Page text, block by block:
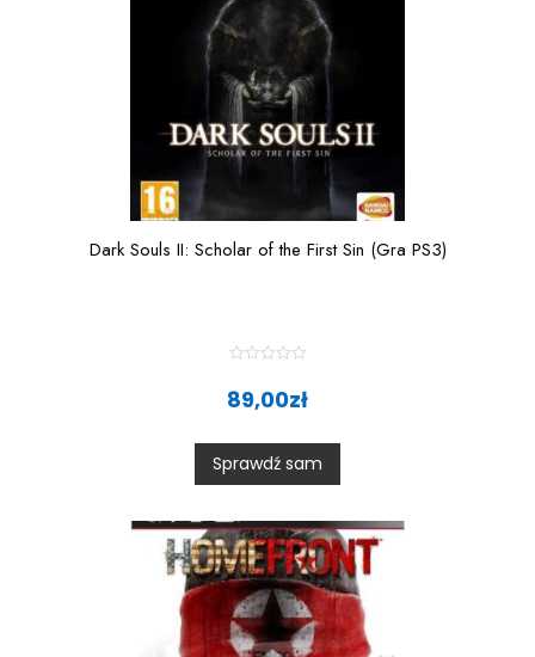
Dark Souls II: Scholar of the First Sin (Gra PS3)
a
t
0
o
u
t
5
89,00zł
Sprawdź sam